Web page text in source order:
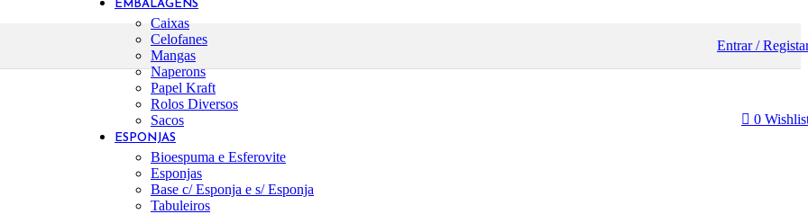
Entrar /
0
EMBALAGENS
Caixas
Celofanes
Mangas
Naperons
Papel Kraft
Rolos Diversos
Sacos
ESPONJAS
Bioespuma e Esferovite
Esponjas
Base c/ Esponja e s/ Esponja
Tabuleiros